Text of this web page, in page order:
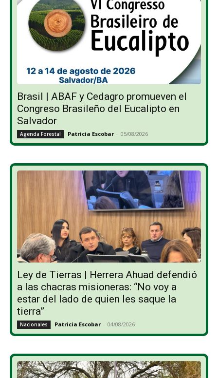
Brasil | ABAF y Cedagro promueven el
Congreso Brasileño del Eucalipto en
Salvador
Agenda Forestal Patricia Escobar - 05/08/2026
Ley de Tierras | Herrera Ahuad defendió
a las chacras misioneras: “No voy a
estar del lado de quien les saque la
tierra”
Nacionales Patricia Escobar - 04/08/2026